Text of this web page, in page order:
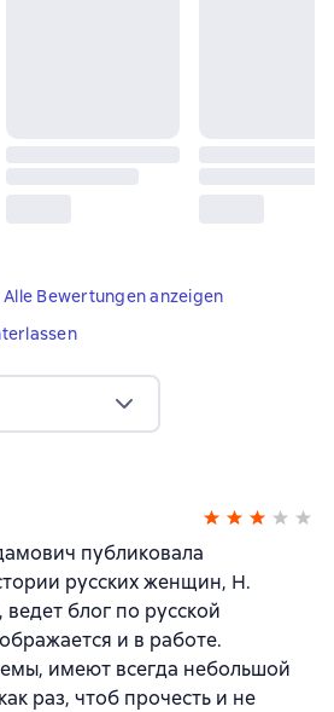
Alle Bewertungen anzeigen
публиковала
русских женщин, Н.
блог по русской
и в работе.
имеют всегда небольшой
раз, чтоб прочесть и не